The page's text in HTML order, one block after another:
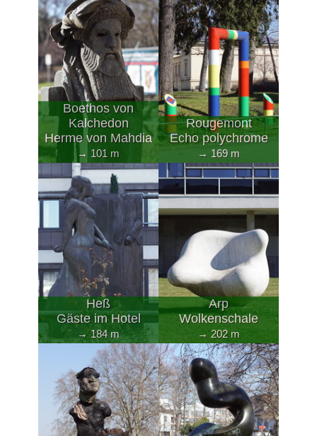
Boethos von
Kalchedon
Herme von Mahdia
→ 101 m
Rougemont
Echo polychrome
→ 169 m
Heß
Gäste im Hotel
→ 184 m
Arp
Wolkenschale
→ 202 m